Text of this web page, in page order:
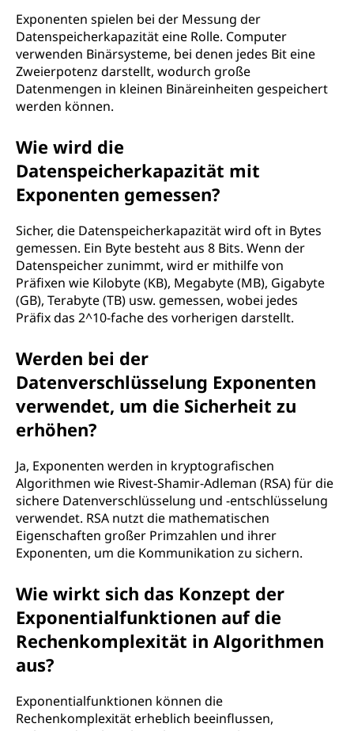
Exponenten spielen bei der Messung der
Datenspeicherkapazität eine Rolle. Computer
verwenden Binärsysteme, bei denen jedes Bit eine
Zweierpotenz darstellt, wodurch große
Datenmengen in kleinen Binäreinheiten gespeichert
werden können.
Wie wird die
Datenspeicherkapazität mit
Exponenten gemessen?
Sicher, die Datenspeicherkapazität wird oft in Bytes
gemessen. Ein Byte besteht aus 8 Bits. Wenn der
Datenspeicher zunimmt, wird er mithilfe von
Präfixen wie Kilobyte (KB), Megabyte (MB), Gigabyte
(GB), Terabyte (TB) usw. gemessen, wobei jedes
Präfix das 2^10-fache des vorherigen darstellt.
Werden bei der
Datenverschlüsselung Exponenten
verwendet, um die Sicherheit zu
erhöhen?
Ja, Exponenten werden in kryptografischen
Algorithmen wie Rivest-Shamir-Adleman (RSA) für die
sichere Datenverschlüsselung und -entschlüsselung
verwendet. RSA nutzt die mathematischen
Eigenschaften großer Primzahlen und ihrer
Exponenten, um die Kommunikation zu sichern.
Wie wirkt sich das Konzept der
Exponentialfunktionen auf die
Rechenkomplexität in Algorithmen
aus?
Exponentialfunktionen können die
Rechenkomplexität erheblich beeinflussen,